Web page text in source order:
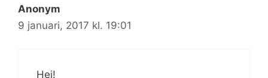
Anonym
9 januari, 2017 kl. 19:01
Hej!